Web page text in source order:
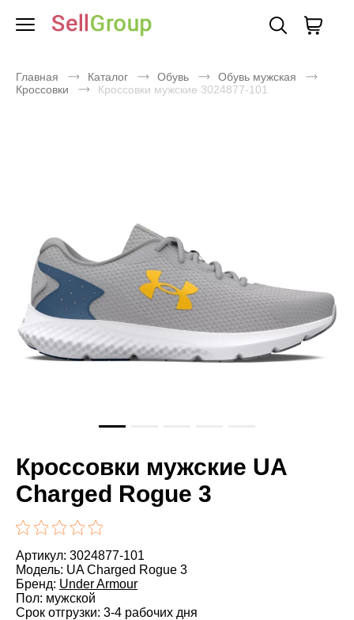
Главная Каталог Обувь
Обувь мужская
Кроссовки
Кроссовки мужские 3024877-101
Кроссовки мужские UA
Charged Rogue 3
Артикул: 3024877-101
Модель: UA Charged Rogue 3
Бренд: Under Armour
Пол: мужской
Срок отгрузки: 3-4 рабочих дня